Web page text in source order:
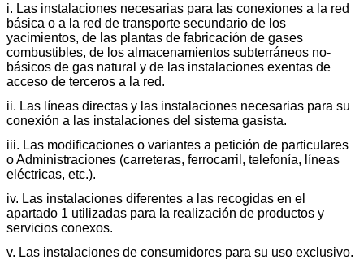
i. Las instalaciones necesarias para las conexiones a la red
básica o a la red de transporte secundario de los
yacimientos, de las plantas de fabricación de gases
combustibles, de los almacenamientos subterráneos no-
básicos de gas natural y de las instalaciones exentas de
acceso de terceros a la red.
ii. Las líneas directas y las instalaciones necesarias para su
conexión a las instalaciones del sistema gasista.
iii. Las modificaciones o variantes a petición de particulares
o Administraciones (carreteras, ferrocarril, telefonía, líneas
eléctricas, etc.).
iv. Las instalaciones diferentes a las recogidas en el
apartado 1 utilizadas para la realización de productos y
servicios conexos.
v. Las instalaciones de consumidores para su uso exclusivo.